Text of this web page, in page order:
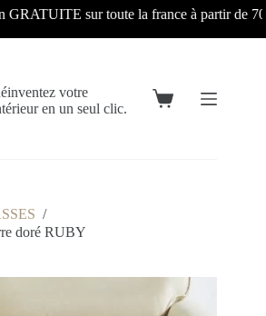
sur toute la france à partir de 700€
votre
en un seul clic.
/
doré RUBY